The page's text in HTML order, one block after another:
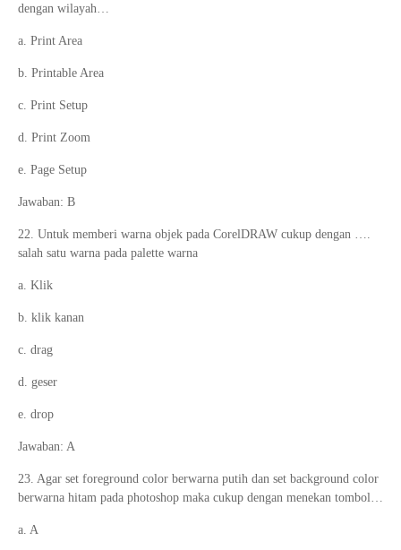
dengan wilayah…
a. Print Area
b. Printable Area
c. Print Setup
d. Print Zoom
e. Page Setup
Jawaban: B
22. Untuk memberi warna objek pada CorelDRAW cukup dengan ….
salah satu warna pada palette warna
a. Klik
b. klik kanan
c. drag
d. geser
e. drop
Jawaban: A
23. Agar set foreground color berwarna putih dan set background color
berwarna hitam pada photoshop maka cukup dengan menekan tombol…
a. A